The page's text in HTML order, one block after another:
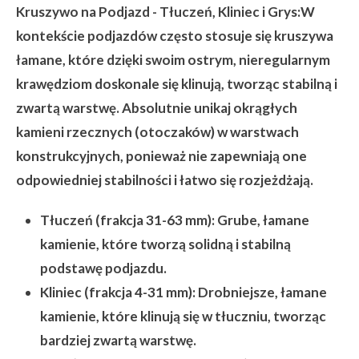
Kruszywo na Podjazd - Tłuczeń, Kliniec i Grys:W
kontekście podjazdów często stosuje się kruszywa
łamane, które dzięki swoim ostrym, nieregularnym
krawędziom doskonale się klinują, tworząc stabilną i
zwartą warstwę. Absolutnie unikaj okrągłych
kamieni rzecznych (otoczaków) w warstwach
konstrukcyjnych, ponieważ nie zapewniają one
odpowiedniej stabilności i łatwo się rozjeżdżają.
Tłuczeń (frakcja 31-63 mm):Grube, łamane
kamienie, które tworzą solidną i stabilną
podstawę podjazdu.
Kliniec (frakcja 4-31 mm):Drobniejsze, łamane
kamienie, które klinują się w tłuczniu, tworząc
bardziej zwartą warstwę.